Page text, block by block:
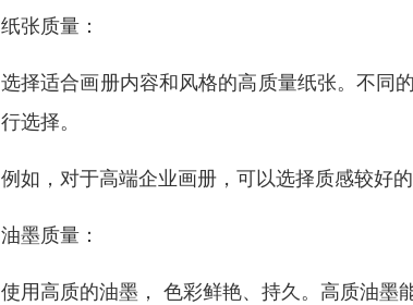
纸张质量：
选择适合画册内容和风格的高质量纸张。不同
行选择。
例如，对于高端企业画册，可以选择质感较好
油墨质量：
使用高质的油墨， 色彩鲜艳、持久。高质油墨